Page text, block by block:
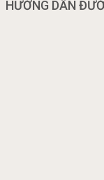
HƯỚNG DẪN